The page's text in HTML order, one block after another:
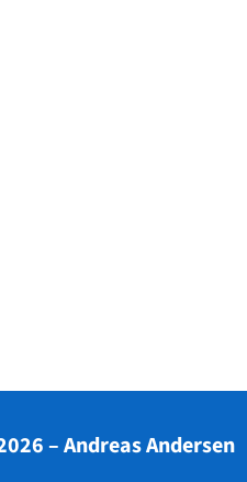
– Andreas Andersen